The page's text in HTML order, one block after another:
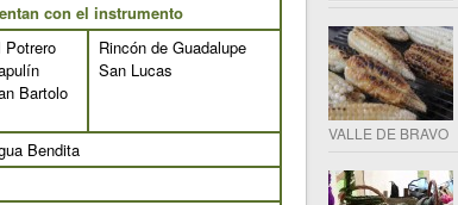
con el instrumento
Potrero
Bartolo
Rincón de Guadalupe
San Lucas
Bendita
VALLE DE BRAVO